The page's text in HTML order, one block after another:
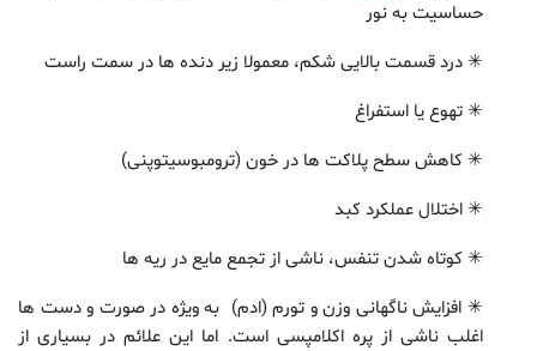
حساسیت به نور
✳ درد قسمت بالایی شکم، معمولا زیر دنده ها در سمت راست
✳ تهوع یا استفراغ
✳ کاهش سطح پلاکت ها در خون (ترومبوسیتوپنی)
✳ اختلال عملکرد کبد
✳ کوتاه شدن تنفس، ناشی از تجمع مایع در ریه ها
✳ افزایش ناگهانی وزن و تورم (ادم) به ویژه در صورت و دست ها
اغلب ناشی از پره اکلامپسی است. اما این علائم در بسیاری از